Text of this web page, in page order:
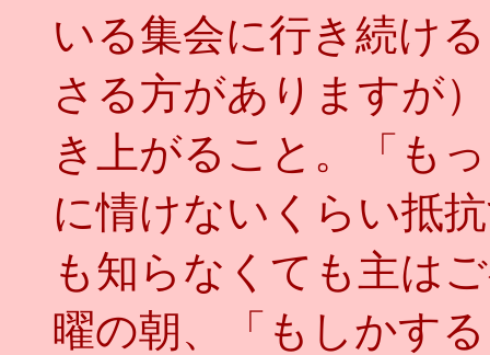
いる集会に行き続け
さる方がありますが
き上がること。「も
に情けないくらい抵
も知らなくても主は
曜の朝、「もしかす